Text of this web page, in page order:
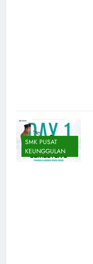
SMK PUSAT
KEUNGGULAN